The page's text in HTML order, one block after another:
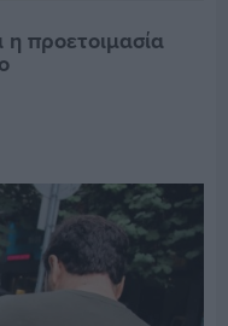
προετοιμασία